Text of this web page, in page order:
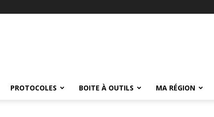
PROTOCOLES BOITE À OUTILS MA RÉGION